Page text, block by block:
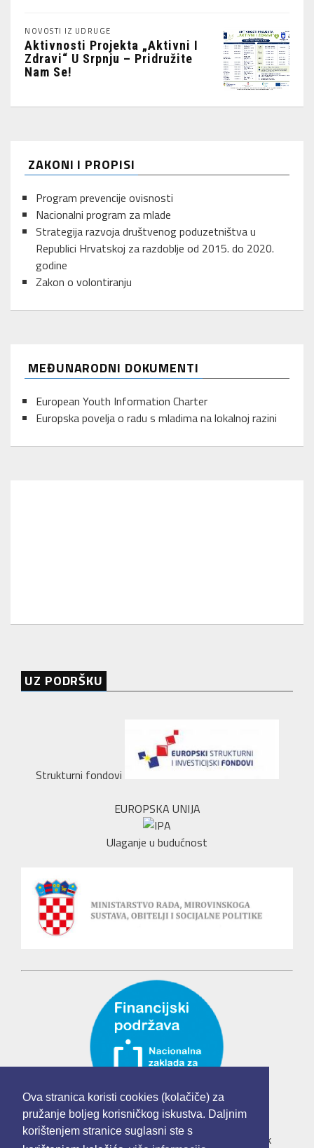
Ova stranica koristi cookies (kolačiče) za
pružanje boljeg korisničkog iskustva. Daljnim
korištenjem stranice suglasni ste s
NOVOSTI IZ UDRUGE
Aktivnosti Projekta „Aktivni I
Zdravi“ U Srpnju – Pridružite
Nam Se!
ZAKONI I PROPISI
Program prevencije ovisnosti
Nacionalni program za mlade
Strategija razvoja društvenog poduzetništva u
Republici Hrvatskoj za razdoblje od 2015. do 2020.
godine
Zakon o volontiranju
MEĐUNARODNI DOKUMENTI
European Youth Information Charter
Europska povelja o radu s mladima na lokalnoj razini
UZ PODRŠKU
Strukturni fondovi
EUROPSKA UNIJA
Ulaganje u budućnost
Udruga mladih "Mladi u Europskoj uniji" je korisnik